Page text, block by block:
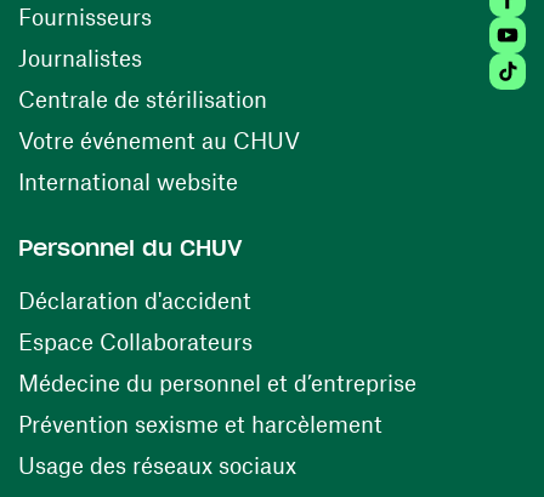
Fournisseurs(ouvre une nouvelle fenêtre)
Journalistes
Centrale de stérilisation (ouvre une nouvelle
Votre événement au CHUV(ouvre une nouvelle
International website
Personnel du CHUV
Déclaration d'accident
Espace Collaborateurs(ouvre une nouvelle fenêtre)
Médecine du personnel et d’entreprise
Prévention sexisme et harcèlement
Usage des réseaux sociaux(ouvre une nouvelle